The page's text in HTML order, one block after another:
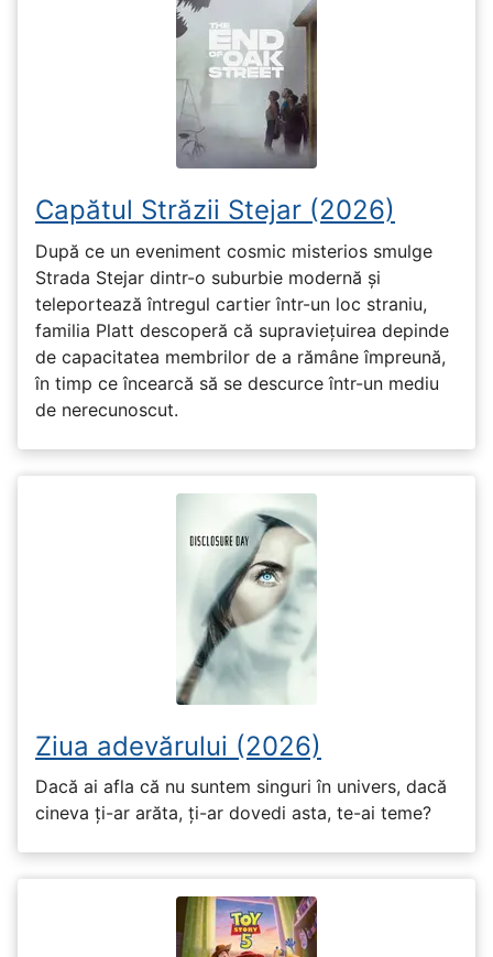
Capătul Străzii Stejar (2026)
După ce un eveniment cosmic misterios smulge
Strada Stejar dintr-o suburbie modernă și
teleportează întregul cartier într-un loc straniu,
familia Platt descoperă că supraviețuirea depinde
de capacitatea membrilor de a rămâne împreună,
în timp ce încearcă să se descurce într-un mediu
de nerecunoscut.
Ziua adevărului (2026)
Dacă ai afla că nu suntem singuri în univers, dacă
cineva ți-ar arăta, ți-ar dovedi asta, te-ai teme?